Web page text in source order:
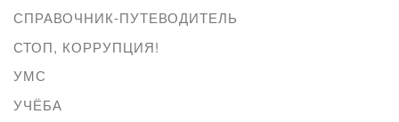
СПРАВОЧНИК-ПУТЕВОДИТЕЛЬ
СТОП, КОРРУПЦИЯ!
УМС
УЧЁБА